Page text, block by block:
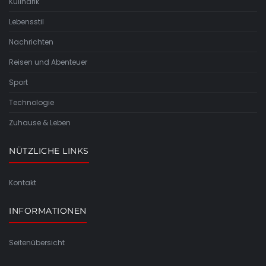
Lebensstil
Nachrichten
Reisen und Abenteuer
Sport
Technologie
Zuhause & Leben
NÜTZLICHE LINKS
Kontakt
INFORMATIONEN
Seitenübersicht